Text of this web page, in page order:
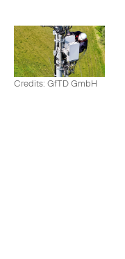
Credits: GfTD GmbH